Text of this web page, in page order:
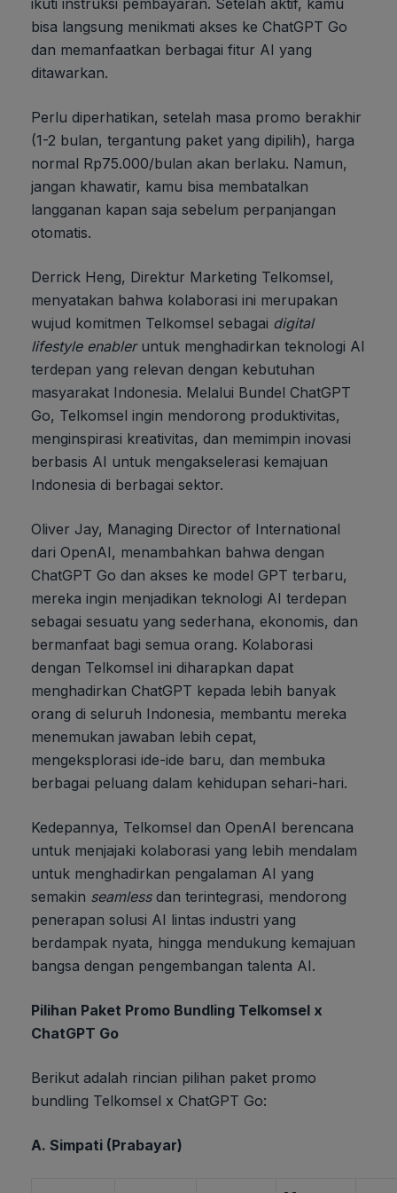
bisa langsung menikmati akses ke ChatGPT Go
dan memanfaatkan berbagai fitur AI yang
ditawarkan.
Perlu diperhatikan, setelah masa promo berakhir
(1-2 bulan, tergantung paket yang dipilih), harga
normal Rp75.000/bulan akan berlaku. Namun,
jangan khawatir, kamu bisa membatalkan
langganan kapan saja sebelum perpanjangan
otomatis.
Derrick Heng, Direktur Marketing Telkomsel,
menyatakan bahwa kolaborasi ini merupakan
wujud komitmen Telkomsel sebagai digital
lifestyle enableruntuk menghadirkan teknologi AI
terdepan yang relevan dengan kebutuhan
masyarakat Indonesia. Melalui Bundel ChatGPT
Go, Telkomsel ingin mendorong produktivitas,
menginspirasi kreativitas, dan memimpin inovasi
berbasis AI untuk mengakselerasi kemajuan
Indonesia di berbagai sektor.
Oliver Jay, Managing Director of International
dari OpenAI, menambahkan bahwa dengan
ChatGPT Go dan akses ke model GPT terbaru,
mereka ingin menjadikan teknologi AI terdepan
sebagai sesuatu yang sederhana, ekonomis, dan
bermanfaat bagi semua orang. Kolaborasi
dengan Telkomsel ini diharapkan dapat
menghadirkan ChatGPT kepada lebih banyak
orang di seluruh Indonesia, membantu mereka
menemukan jawaban lebih cepat,
mengeksplorasi ide-ide baru, dan membuka
berbagai peluang dalam kehidupan sehari-hari.
Kedepannya, Telkomsel dan OpenAI berencana
untuk menjajaki kolaborasi yang lebih mendalam
untuk menghadirkan pengalaman AI yang
semakin seamlessdan terintegrasi, mendorong
penerapan solusi AI lintas industri yang
berdampak nyata, hingga mendukung kemajuan
bangsa dengan pengembangan talenta AI.
Pilihan Paket Promo Bundling Telkomsel x
ChatGPT Go
Berikut adalah rincian pilihan paket promo
bundling Telkomsel x ChatGPT Go:
A. Simpati (Prabayar)